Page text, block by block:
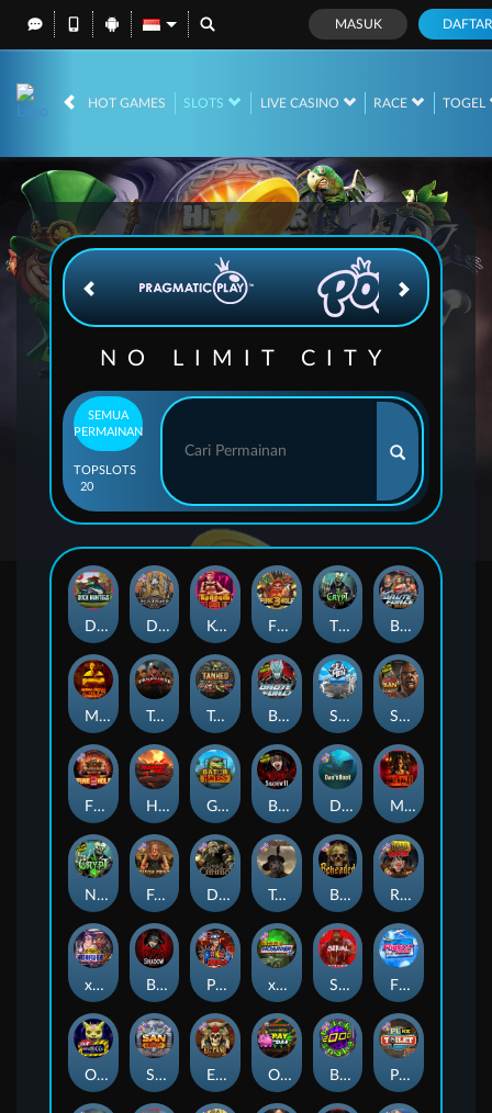
MASUK DAFTAR
HOT GAMES SLOTS LIVE CASINO RACE TOGEL
IDR
NO LIMIT CITY
SEMUA
PERMAINAN
TOP
20
SLOTS
Seamen
Duck Hunters Fire in the Hole 3
Highway to Hell
Brute Force
Mental 2
Tombstone Slaughter San Quentin 2: Death Row
Blood & Shadow
Blood & Shadow 2
Mental
The Crypt
Outsourced
Punk Rocker 2
Deadwood R.I.P
Beheaded
Brute Force: Alien Onslaught
Nexus The Crypt
Gator Hunters
Kenneth Must Die
Tombstone RIP
Fire in the Hole 2
Outsourced: Payday
Tanked
Folsom Prison
Das xBoot
Road Rage
xWays Hoarder 2
El Pasa Gunfight xNudge Brick Snake 2000
Flight Mode
San Quentin xWays
Serial
Punk Toilet
Dead Canary
xWays Hoarder xSplit